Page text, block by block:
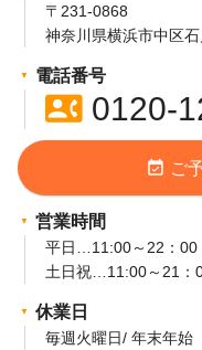
〒231-0868
神奈川県横浜市中区
電話番号
contact_phone0120-
event_available ご
営業時間
平日…11:00～22：00
土日祝…11:00～21：
休業日
毎週火曜日/ 年末年始